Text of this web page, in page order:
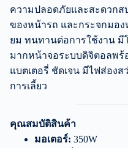
ความปลอดภัยและสะดวกส
ของหน้ารถ และกระจกมอง
ยม ทนทานต่อการใช้งาน มี
มากหน้าจอระบบดิจิตอลพร้
แบตเตอรี่ ชัดเจน มีไฟส่อง
การเลี้ยว
คุณสมบัติสินค้า
มอเตอร์: 350W